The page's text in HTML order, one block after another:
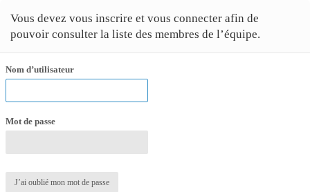
Vous devez vous inscrire et vous connecter afin de
pouvoir consulter la liste des membres de l’équipe.
Nom d’utilisateur
Mot de passe
J’ai oublié mon mot de passe